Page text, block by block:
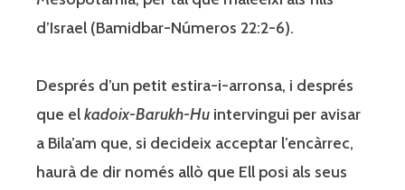
d’Israel (Bamidbar-Números 22:2-6).
Després d’un petit estira-i-arronsa, i després
que elkadoix-Barukh-Hu intervingui per avisar
a Bila’am que, si decideix acceptar l’encàrrec,
haurà de dir només allò que Ell posi als seus